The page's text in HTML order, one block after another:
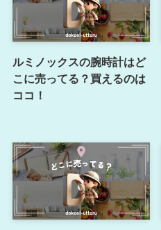
ルミノックスの腕時計はど
こに売ってる？買えるのは
ココ！